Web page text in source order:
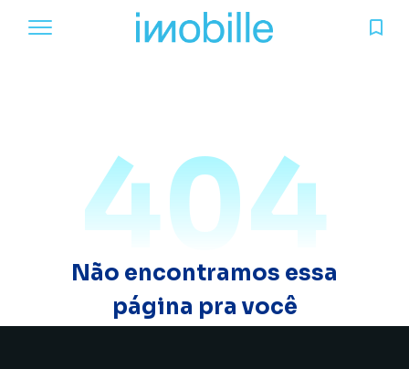
404
Não encontramos essa
página pra você